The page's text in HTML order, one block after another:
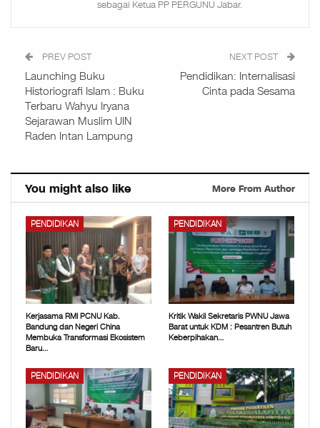
sebagai Ketua PP PERGUNU Jabar.
PREV POST
Launching Buku
Historiografi Islam : Buku
Terbaru Wahyu Iryana
Sejarawan Muslim UIN
Raden Intan Lampung
NEXT POST
Pendidikan: Internalisasi
Cinta pada Sesama
You might also like More From Author
PENDIDIKAN
Kerjasama RMI PCNU Kab.
Bandung dan Negeri China
Membuka Transformasi Ekosistem
Baru…
PENDIDIKAN
Kritik Wakil Sekretaris PWNU Jawa
Barat untuk KDM : Pesantren Butuh
Keberpihakan…
PENDIDIKAN PENDIDIKAN